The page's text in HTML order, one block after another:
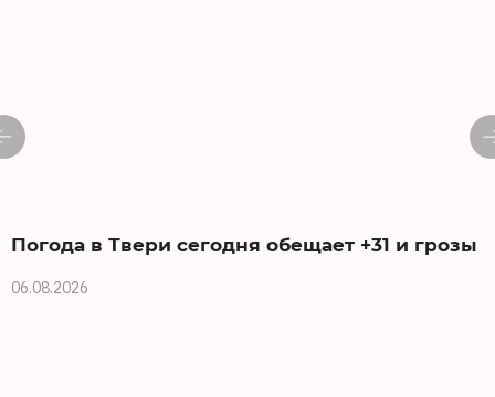
Погода в Твери сегодня обещает +31 и грозы
06.08.2026